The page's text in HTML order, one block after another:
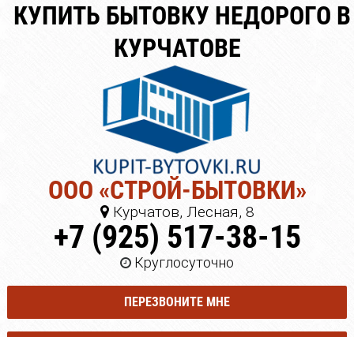
КУПИТЬ БЫТОВКУ НЕДОРОГО В
КУРЧАТОВЕ
ООО «СТРОЙ-БЫТОВКИ»
Курчатов, Лесная, 8
+7 (925) 517-38-15
Круглосуточно
ПЕРЕЗВОНИТЕ МНЕ